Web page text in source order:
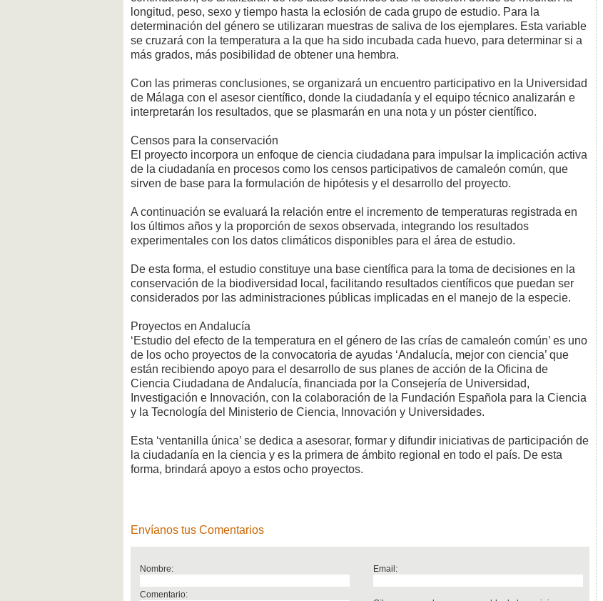
longitud, peso, sexo y tiempo hasta la eclosión de cada grupo de estudio. Para la
determinación del género se utilizaran muestras de saliva de los ejemplares. Esta variable
se cruzará con la temperatura a la que ha sido incubada cada huevo, para determinar si a
más grados, más posibilidad de obtener una hembra.
Con las primeras conclusiones, se organizará un encuentro participativo en la Universidad
de Málaga con el asesor científico, donde la ciudadanía y el equipo técnico analizarán e
interpretarán los resultados, que se plasmarán en una nota y un póster científico.
Censos para la conservación
El proyecto incorpora un enfoque de ciencia ciudadana para impulsar la implicación activa
de la ciudadanía en procesos como los censos participativos de camaleón común, que
sirven de base para la formulación de hipótesis y el desarrollo del proyecto.
A continuación se evaluará la relación entre el incremento de temperaturas registrada en
los últimos años y la proporción de sexos observada, integrando los resultados
experimentales con los datos climáticos disponibles para el área de estudio.
De esta forma, el estudio constituye una base científica para la toma de decisiones en la
conservación de la biodiversidad local, facilitando resultados científicos que puedan ser
considerados por las administraciones públicas implicadas en el manejo de la especie.
Proyectos en Andalucía
‘Estudio del efecto de la temperatura en el género de las crías de camaleón común’ es uno
de los ocho proyectos de la convocatoria de ayudas ‘Andalucía, mejor con ciencia’ que
están recibiendo apoyo para el desarrollo de sus planes de acción de la Oficina de
Ciencia Ciudadana de Andalucía, financiada por la Consejería de Universidad,
Investigación e Innovación, con la colaboración de la Fundación Española para la Ciencia
y la Tecnología del Ministerio de Ciencia, Innovación y Universidades.
Esta ‘ventanilla única’ se dedica a asesorar, formar y difundir iniciativas de participación de
la ciudadanía en la ciencia y es la primera de ámbito regional en todo el país. De esta
forma, brindará apoyo a estos ocho proyectos.
Envíanos tus Comentarios
Nombre: Email:
Comentario: